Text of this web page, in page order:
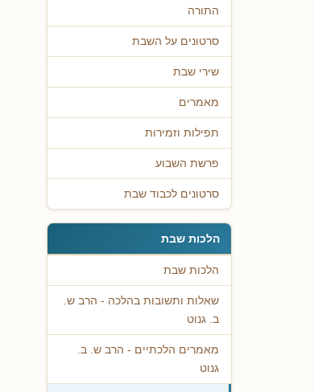
התורה
סרטונים על השבת
שירי שבת
מאמרים
תפילות וזמירות
פרשת השבוע
סרטונים לכבוד שבת
הלכות שבת
הלכות שבת
שאלות ותשובות בהלכה - הרב ש.
ב. גנוט
מאמרים הלכתיים - הרב ש. ב.
גנוט